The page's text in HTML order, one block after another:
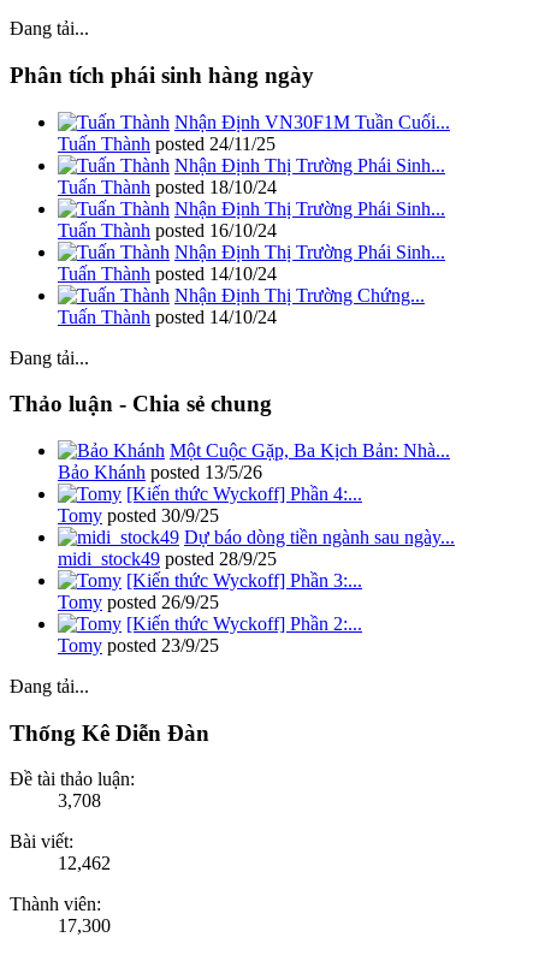
Đang tải...
Phân tích phái sinh hàng ngày
Nhận Định VN30F1M Tuần Cuối...
Tuấn Thành posted 24/11/25
Nhận Định Thị Trường Phái Sinh...
Tuấn Thành posted 18/10/24
Nhận Định Thị Trường Phái Sinh...
Tuấn Thành posted 16/10/24
Nhận Định Thị Trường Phái Sinh...
Tuấn Thành posted 14/10/24
Nhận Định Thị Trường Chứng...
Tuấn Thành posted 14/10/24
Đang tải...
Thảo luận - Chia sẻ chung
Một Cuộc Gặp, Ba Kịch Bản: Nhà...
Bảo Khánh posted 13/5/26
[Kiến thức Wyckoff] Phần 4:...
Tomy posted 30/9/25
Dự báo dòng tiền ngành sau ngày...
midi_stock49 posted 28/9/25
[Kiến thức Wyckoff] Phần 3:...
Tomy posted 26/9/25
[Kiến thức Wyckoff] Phần 2:...
Tomy posted 23/9/25
Đang tải...
Thống Kê Diễn Đàn
Đề tài thảo luận:
3,708
Bài viết:
12,462
Thành viên:
17,300